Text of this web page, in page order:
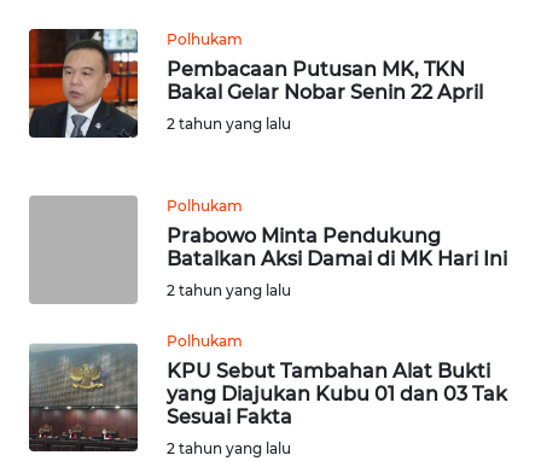
Polhukam
Pembacaan Putusan MK, TKN
Bakal Gelar Nobar Senin 22 April
2 tahun yang lalu
Polhukam
Prabowo Minta Pendukung
Batalkan Aksi Damai di MK Hari Ini
2 tahun yang lalu
Polhukam
KPU Sebut Tambahan Alat Bukti
yang Diajukan Kubu 01 dan 03 Tak
Sesuai Fakta
2 tahun yang lalu
WN
SERAMBI
WN
WN
WN
SULTENG